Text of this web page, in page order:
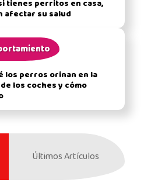
tienes perritos en casa,
afectar su salud
los perros orinan en la
los coches y cómo
Últimos Artículos